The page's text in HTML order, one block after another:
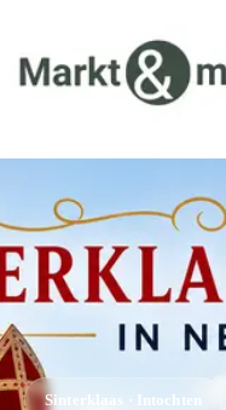
Sinterklaas · Intochten